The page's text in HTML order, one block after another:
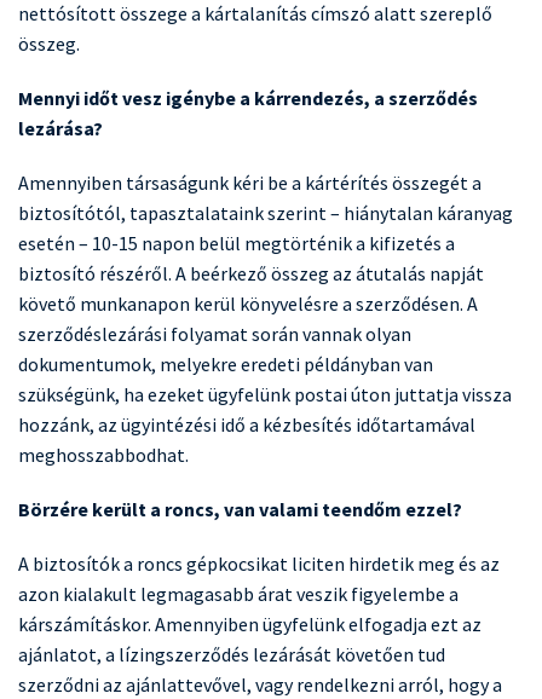
nettósított összege a kártalanítás címszó alatt szereplő
összeg.
Mennyi időt vesz igénybe a kárrendezés, a szerződés
lezárása?
Amennyiben társaságunk kéri be a kártérítés összegét a
biztosítótól, tapasztalataink szerint – hiánytalan káranyag
esetén – 10-15 napon belül megtörténik a kifizetés a
biztosító részéről. A beérkező összeg az átutalás napját
követő munkanapon kerül könyvelésre a szerződésen. A
szerződéslezárási folyamat során vannak olyan
dokumentumok, melyekre eredeti példányban van
szükségünk, ha ezeket ügyfelünk postai úton juttatja vissza
hozzánk, az ügyintézési idő a kézbesítés időtartamával
meghosszabbodhat.
Börzére került a roncs, van valami teendőm ezzel?
A biztosítók a roncs gépkocsikat liciten hirdetik meg és az
azon kialakult legmagasabb árat veszik figyelembe a
kárszámításkor. Amennyiben ügyfelünk elfogadja ezt az
ajánlatot, a lízingszerződés lezárását követően tud
szerződni az ajánlattevővel, vagy rendelkezni arról, hogy a